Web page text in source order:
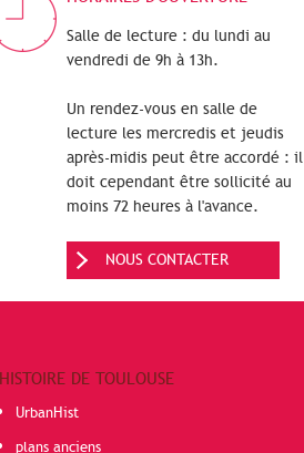
Salle de lecture : du lundi au
vendredi de 9h à 13h.
Un rendez-vous en salle de
lecture les mercredis et jeudis
après-midis peut être accordé : il
doit cependant être sollicité au
moins 72 heures à l'avance.
NOUS CONTACTER
HISTOIRE DE TOULOUSE
UrbanHist
plans anciens